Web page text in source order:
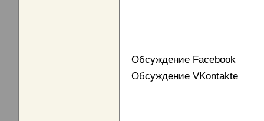
Обсуждение Facebook
Обсуждение VKontakte